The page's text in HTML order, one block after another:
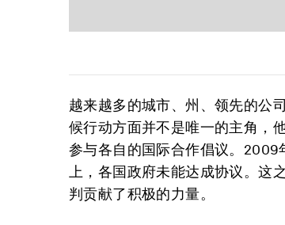
越来越多的城市、州、领先的公
候行动方面并不是唯一的主角，
参与各自的国际合作倡议。2009
上，各国政府未能达成协议。这
判贡献了积极的力量。